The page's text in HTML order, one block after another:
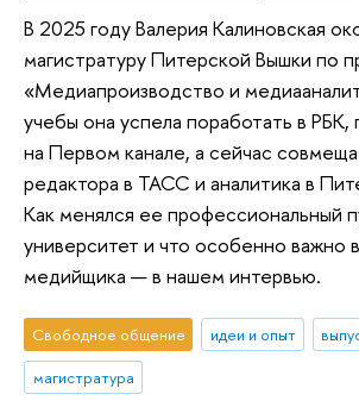
В 2025 году Валерия Калиновская
магистратуру Питерской Вышки по
«Медиапроизводство и
учебы она успела поработать в РБК,
на Первом канале, а сейчас
редактора в ТАСС и аналитика в
Как менялся ее профессиональный
университет и что особенно важно
медийщика — в нашем интервью.
Свободное общение идеи и опыт
магистратура